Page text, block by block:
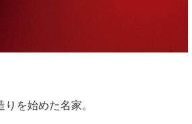
を始めた名家。